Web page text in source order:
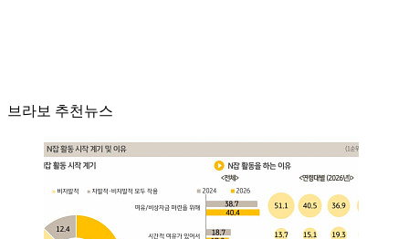
브라보 추천뉴스